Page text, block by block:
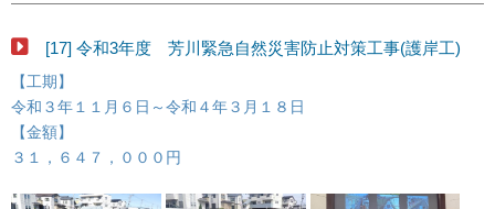
[17] 令和3年度 芳川緊急自然災害防止対策工事(護岸工)
【工期】
令和３年１１月６日～令和４年３月１８日
【金額】
３１，６４７，０００円